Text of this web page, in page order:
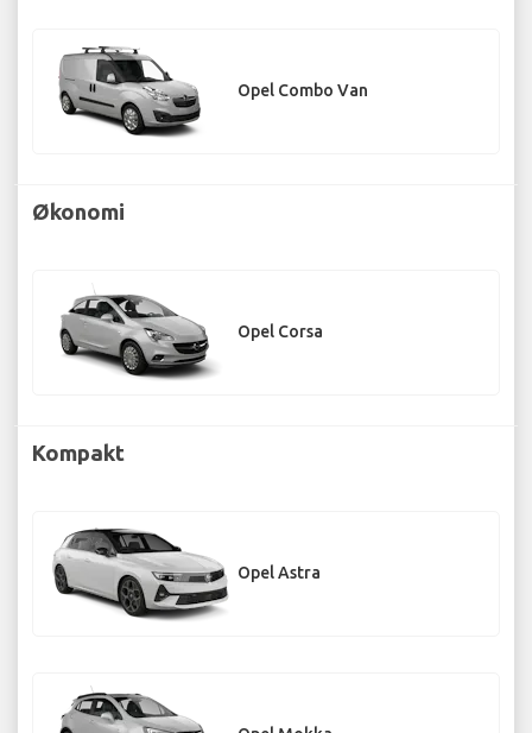
Opel Combo Van
Økonomi
Opel Corsa
Kompakt
Opel Astra